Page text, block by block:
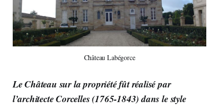
Château Labégorce
Le Château sur la propriété fût réalisé par
l’architecte Corcelles (1765-1843) dans le style